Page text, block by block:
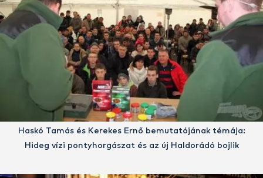
Haskó Tamás és Kerekes Ernő bemutatójának témája:
Hideg vízi pontyhorgászat és az új Haldorádó bojlik